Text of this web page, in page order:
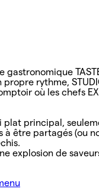
gastronomique
rythme,
où les chefs
plat principal,
à être partagés (ou
explosion de